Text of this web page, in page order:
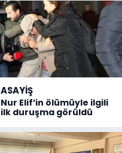
ASAYİŞ
Nur Elif’in ölümüyle ilgili
ilk duruşma görüldü